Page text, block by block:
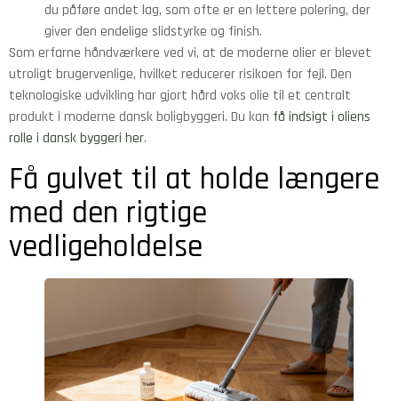
du påføre andet lag, som ofte er en lettere polering, der
giver den endelige slidstyrke og finish.
Som erfarne håndværkere ved vi, at de moderne olier er blevet
utroligt brugervenlige, hvilket reducerer risikoen for fejl. Den
teknologiske udvikling har gjort hård voks olie til et centralt
produkt i moderne dansk boligbyggeri. Du kan få indsigt i oliens
rolle i dansk byggeri her.
Få gulvet til at holde længere
med den rigtige
vedligeholdelse